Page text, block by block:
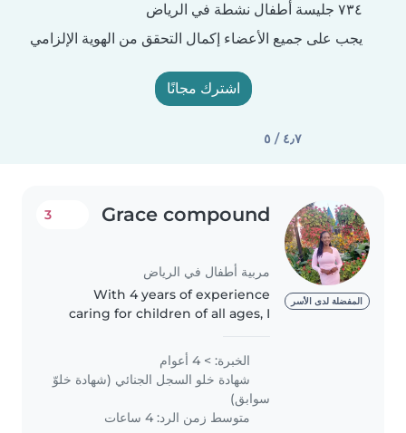
٧٣٤ جليسة أطفال نشطة في الرياض
يجب على جميع الأعضاء إكمال التحقق من الهوية الإلزامي
اشترك مجانًا
٤٫٧ / ٥
المفضلة لدى الأسر
Grace compound
مربية أطفال في الرياض
3
With 4 years of experience
caring for children of all ages, I
patience to every role. I'm
certified in first aid and have
experience supporting children..
الخبرة: > 4 أعوام
شهادة خلو السجل الجنائي (شهادة خلوّ
سوابق)
متوسط زمن الرد: 4 ساعات